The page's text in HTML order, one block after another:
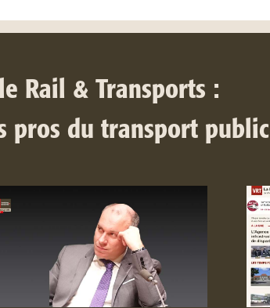
Rail & Transports :
pros du transport public